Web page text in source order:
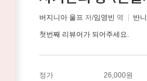
버지니아 울프 저/임영빈 역 반니
첫번째 리뷰어가 되어주세요.
정가 26,000원